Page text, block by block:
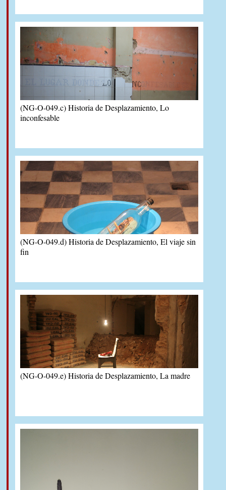
(NG-O-049.c) Historia de Desplazamiento, Lo
inconfesable
(NG-O-049.d) Historia de Desplazamiento, El viaje sin
fin
(NG-O-049.e) Historia de Desplazamiento, La madre